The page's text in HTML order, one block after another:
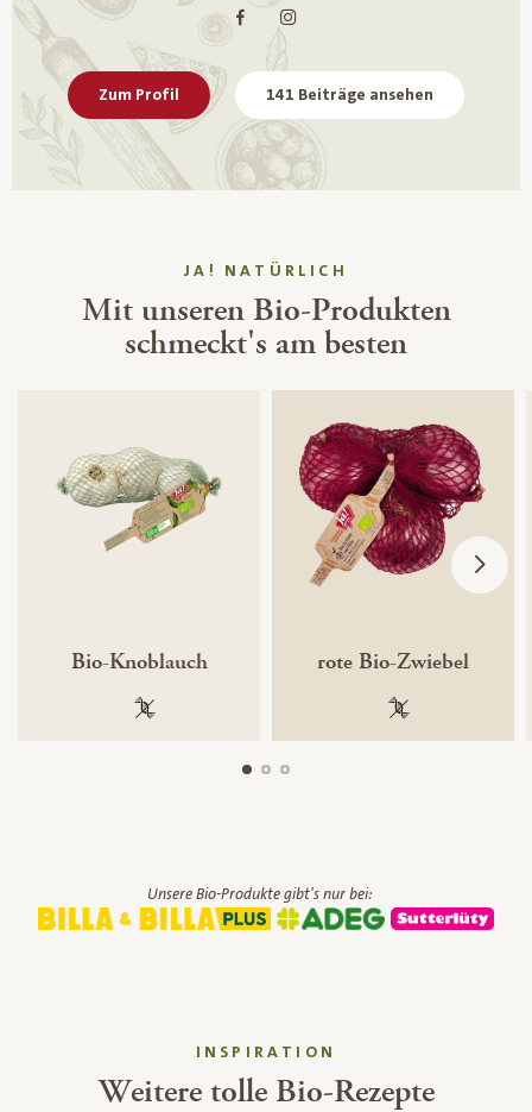
Zum Profil 141 Beiträge ansehen
JA! NATÜRLICH
Mit unseren Bio-Produkten
schmeckt's am besten
Bio-Knoblauch
100 % gentechnikfrei
rote Bio-Zwiebel
100 %
Unsere Bio-Produkte gibt's nur bei:
INSPIRATION
Weitere tolle Bio-Rezepte